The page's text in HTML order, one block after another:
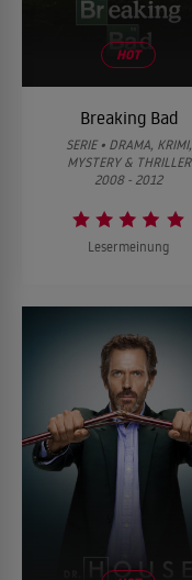
HOT
Breaking Bad
SERIE • DRAMA, KRIMI,
MYSTERY & THRILLER
2008 - 2012
Lesermeinung